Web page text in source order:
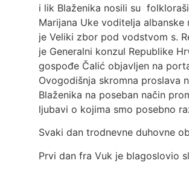
i lik Blaženika nosili su
Marijana Uke voditelja
je Veliki zbor pod vodstvom s.
je Generalni konzul Republike
gospođe Čalić objavljen na
Ovogodišnja skromna proslava
Blaženika na poseban način
ljubavi o kojima smo posebno
Svaki dan trodnevne duhovne
Prvi dan fra Vuk je blagoslovio